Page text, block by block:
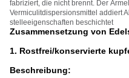
fabriziert, die nicht brennt. Der
Vermiculitdispersionsmittel addiert
stelleeigenschaften beschichtet
Zusammensetzung von
1. Rostfrei/konservierte
Beschreibung: